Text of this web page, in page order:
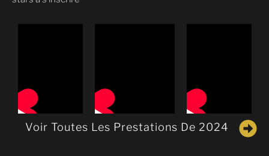
Voir Toutes Les Prestations De 2024